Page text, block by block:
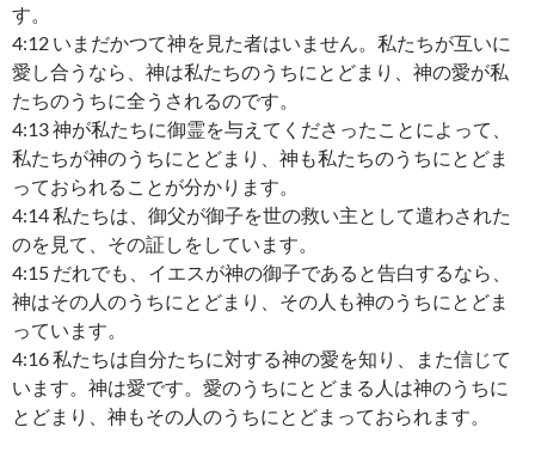
す。
4:12 いまだかつて神を見た者はいません。私たちが互いに
愛し合うなら、神は私たちのうちにとどまり、神の愛が私
たちのうちに全うされるのです。
4:13 神が私たちに御霊を与えてくださったことによって、
私たちが神のうちにとどまり、神も私たちのうちにとどま
っておられることが分かります。
4:14 私たちは、御父が御子を世の救い主として遣わされた
のを見て、その証しをしています。
4:15 だれでも、イエスが神の御子であると告白するなら、
神はその人のうちにとどまり、その人も神のうちにとどま
っています。
4:16 私たちは自分たちに対する神の愛を知り、また信じて
います。神は愛です。愛のうちにとどまる人は神のうちに
とどまり、神もその人のうちにとどまっておられます。